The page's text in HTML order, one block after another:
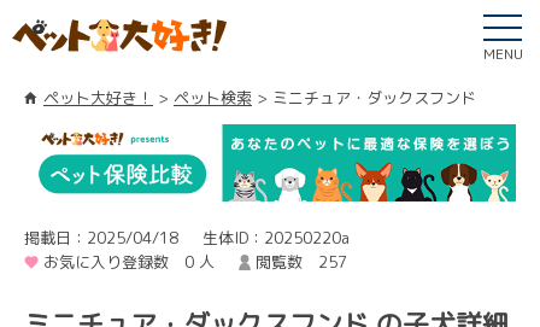
MENU
ペット大好き！ ペット検索 ミニチュア・ダックスフンド
掲載日：2025/04/18
生体ID：20250220a
お気に入り登録数 0 人
閲覧数 257